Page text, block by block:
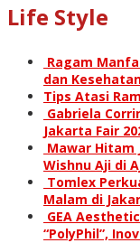
Life Style
Ragam
dan
Tips Atasi
Gabriela
Jakarta Fair
Mawar Hitam
Wishnu Aji di
Tomlex
Malam di
GEA
“PolyPhil”,